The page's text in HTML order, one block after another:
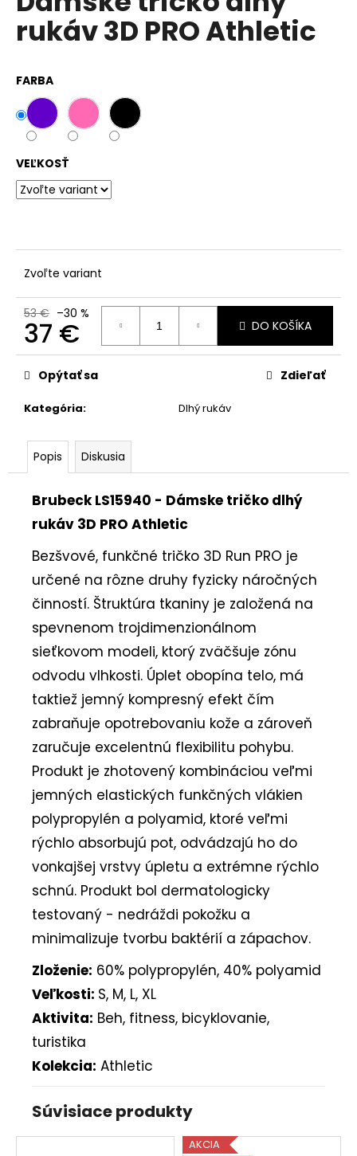
5
hviezdičiek.
rukáv 3D PRO Athletic
FARBA
VEĽKOSŤ
Zvoľte variant
53 € –30 %
37 €
Jednotková
cena:
DO KOŠÍKA
Kategória: Dlhý rukáv
Opýtať sa Zdieľať
Popis Diskusia
Brubeck LS15940 - Dámske tričko dlhý
rukáv 3D PRO Athletic
Bezšvové, funkčné tričko 3D Run PRO je
určené na rôzne druhy fyzicky náročných
činností. Štruktúra tkaniny je založená na
spevnenom trojdimenzionálnom
sieťkovom modeli, ktorý zväčšuje zónu
odvodu vlhkosti. Úplet obopína telo, má
taktiež jemný kompresný efekt čím
zabraňuje opotrebovaniu kože a zároveň
zaručuje excelentnú flexibilitu pohybu.
Produkt je zhotovený kombináciou veľmi
jemných elastických funkčných vlákien
polypropylén a polyamid, ktoré veľmi
rýchlo absorbujú pot, odvádzajú ho do
vonkajšej vrstvy úpletu a extrémne rýchlo
schnú. Produkt bol dermatologicky
testovaný - nedráždi pokožku a
minimalizuje tvorbu baktérií a zápachov.
Zloženie: 60% polypropylén, 40% polyamid
Veľkosti: S, M, L, XL
Aktivita: Beh, fitness, bicyklovanie,
turistika
Kolekcia: Athletic
Súvisiace produkty
AKCIA
a
m